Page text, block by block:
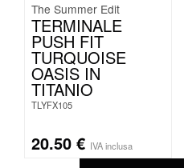
The Summer Edit
TERMINALE
PUSH FIT
TURQUOISE
OASIS IN
TITANIO
TLYFX105
20.50 € IVA inclusa